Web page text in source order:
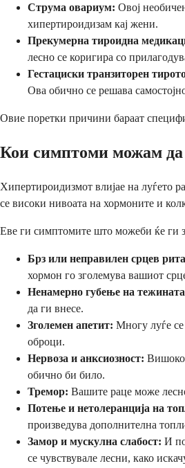
Струма овариум: Овој
хипертироидизам кај жени.
Прекумерна тироидна
лесно се коригира со
Гестациски транзиторен
Ова обично се решава
Овие поретки причини бараат
Кои симптоми можам да
Хипертироидизмот влијае на луѓето
се високи нивоата на хормоните и
Еве ги симптомите што можеби ќе ги
Брз или неправилен срцев
хормон го зголемува вашиот
Ненамерно губење на
да ги внесе.
Зголемен апетит: Многу луѓе се
оброци.
Нервоза и анксиозност:
обично би било.
Тремор: Вашите раце може
Потење и нетолеранција на
произведува дополнителна
Замор и мускулна слабост: И
се чувствувале лесни, како